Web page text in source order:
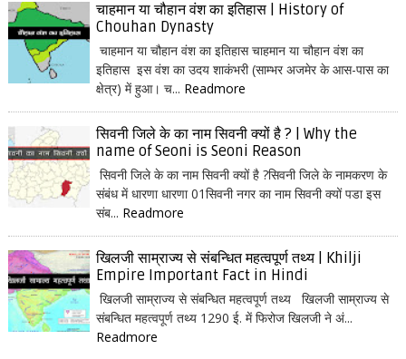
चाहमान या चौहान वंश का इतिहास | History of
Chouhan Dynasty
चाहमान या चौहान वंश का इतिहास चाहमान या चौहान वंश का
इतिहास इस वंश का उदय शाकंभरी (साम्भर अजमेर के आस-पास का
क्षेत्र) में हुआ। च... Readmore
सिवनी जिले के का नाम सिवनी क्यों है ? | Why the
name of Seoni is Seoni Reason
सिवनी जिले के का नाम सिवनी क्यों है ?सिवनी जिले के नामकरण के
संबंध में धारणा धारणा 01सिवनी नगर का नाम सिवनी क्यों पडा इस
संब... Readmore
खिलजी साम्राज्य से संबन्धित महत्वपूर्ण तथ्य | Khilji
Empire Important Fact in Hindi
खिलजी साम्राज्य से संबन्धित महत्वपूर्ण तथ्य खिलजी साम्राज्य से
संबन्धित महत्वपूर्ण तथ्य 1290 ई. में फिरोज खिलजी ने अं...
Readmore